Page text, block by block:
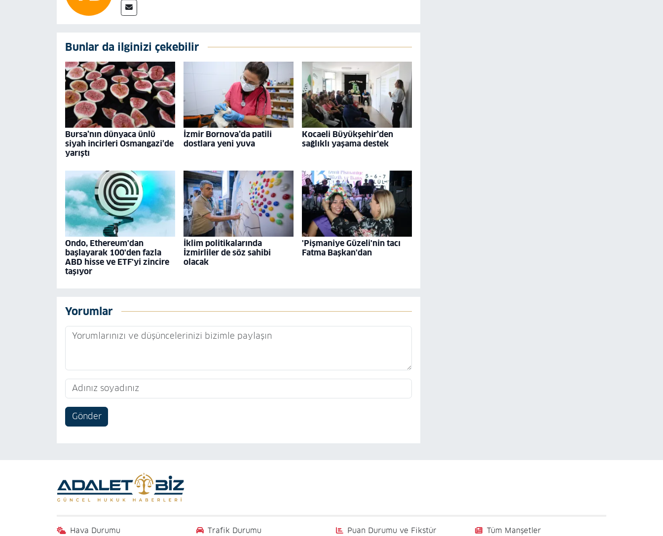
Bunlar da ilginizi çekebilir
Bursa’nın dünyaca ünlü
siyah incirleri Osmangazi’de
yarıştı
İzmir Bornova’da patili
dostlara yeni yuva
Kocaeli Büyükşehir’den
sağlıklı yaşama destek
Ondo, Ethereum'dan
başlayarak 100'den fazla
ABD hisse ve ETF'yi zincire
taşıyor
İklim politikalarında
İzmirliler de söz sahibi
olacak
'Pişmaniye Güzeli'nin tacı
Fatma Başkan'dan
Yorumlar
Gönder
Hava Durumu Trafik Durumu Puan Durumu ve Fikstür Tüm Manşetler